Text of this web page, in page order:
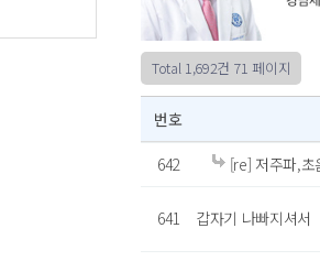
Total 1,692건 71 페이지
번호
642 [re] 저주파,
641 갑자기 나빠지셔서